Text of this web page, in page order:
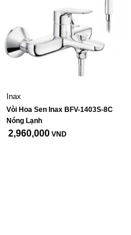
Inax
Vòi Hoa Sen Inax BFV-1403S-8C
Nóng Lạnh
2,960,000 VND